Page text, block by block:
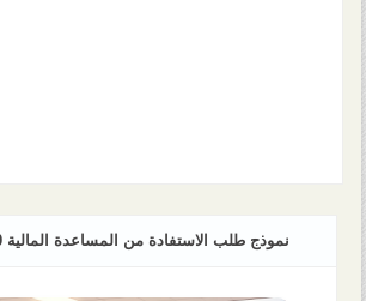
نموذج طلب الاستفادة من المساعدة المالية 1250 شيكل